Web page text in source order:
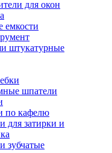
для окон
емкости
штукатурные
шпатели
по кафелю
для затирки и
зубчатые